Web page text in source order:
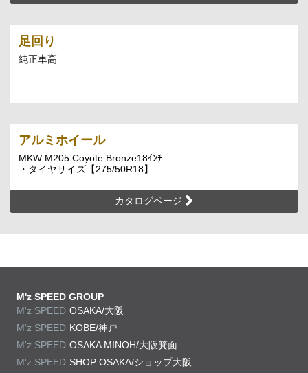
足回り
純正車高
アルミホイール
MKW M205 Coyote Bronze18ｲﾝﾁ
・タイヤサイズ【275/50R18】
カタログページ
M'z SPEED GROUP
M'z SPEED OSAKA/大阪
M'z SPEED KOBE/神戸
M'z SPEED OSAKA MINOH/大阪箕面
M'z SPEED SHOP OSAKA/ショップ大阪